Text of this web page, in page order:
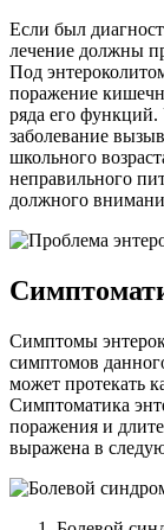
Если был
лечение должны
Под
поражение
ряда его функций.
заболевание
школьного
неправильного
должного
Симптомы
симптомов
может протекать
Симптоматика
поражения и
выражена в